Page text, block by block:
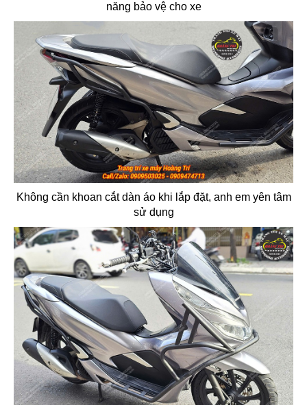
năng bảo vệ cho xe
Không cần khoan cắt dàn áo khi lắp đặt, anh em yên tâm
sử dụng